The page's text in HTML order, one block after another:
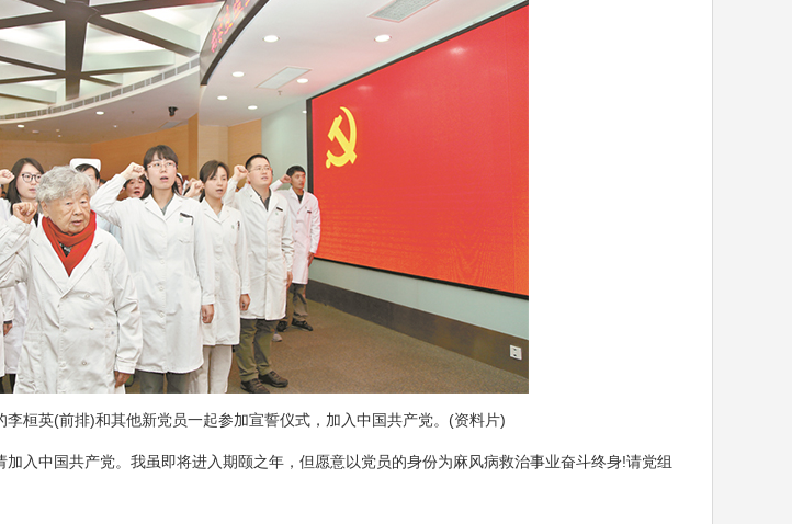
李桓英(前排)和其他新党员一起参加宣誓仪式，加入中国共产党。(资料片)
中国共产党。我虽即将进入期颐之年，但愿意以党员的身份为麻风病救治事业奋斗终身!请党组